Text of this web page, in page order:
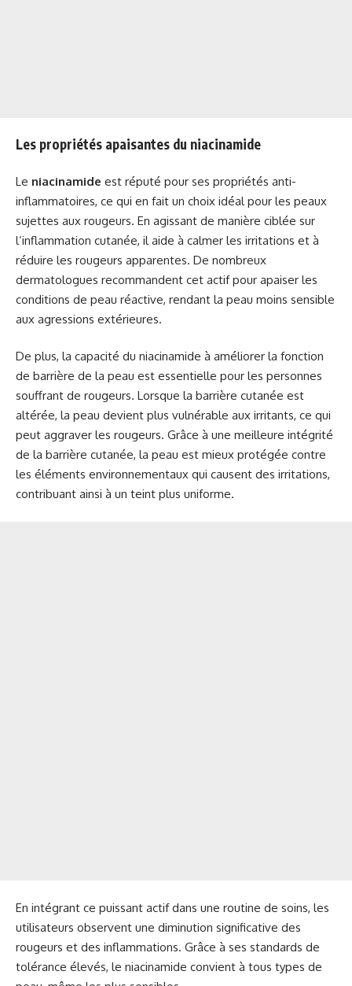
Les propriétés apaisantes du niacinamide
Le niacinamide est réputé pour ses propriétés anti-
inflammatoires, ce qui en fait un choix idéal pour les peaux
sujettes aux rougeurs. En agissant de manière ciblée sur
l’inflammation cutanée, il aide à calmer les irritations et à
réduire les rougeurs apparentes. De nombreux
dermatologues recommandent cet actif pour apaiser les
conditions de peau réactive, rendant la peau moins sensible
aux agressions extérieures.
De plus, la capacité du niacinamide à améliorer la fonction
de barrière de la peau est essentielle pour les personnes
souffrant de rougeurs. Lorsque la barrière cutanée est
altérée, la peau devient plus vulnérable aux irritants, ce qui
peut aggraver les rougeurs. Grâce à une meilleure intégrité
de la barrière cutanée, la peau est mieux protégée contre
les éléments environnementaux qui causent des irritations,
contribuant ainsi à un teint plus uniforme.
En intégrant ce puissant actif dans une routine de soins, les
utilisateurs observent une diminution significative des
rougeurs et des inflammations. Grâce à ses standards de
tolérance élevés, le niacinamide convient à tous types de